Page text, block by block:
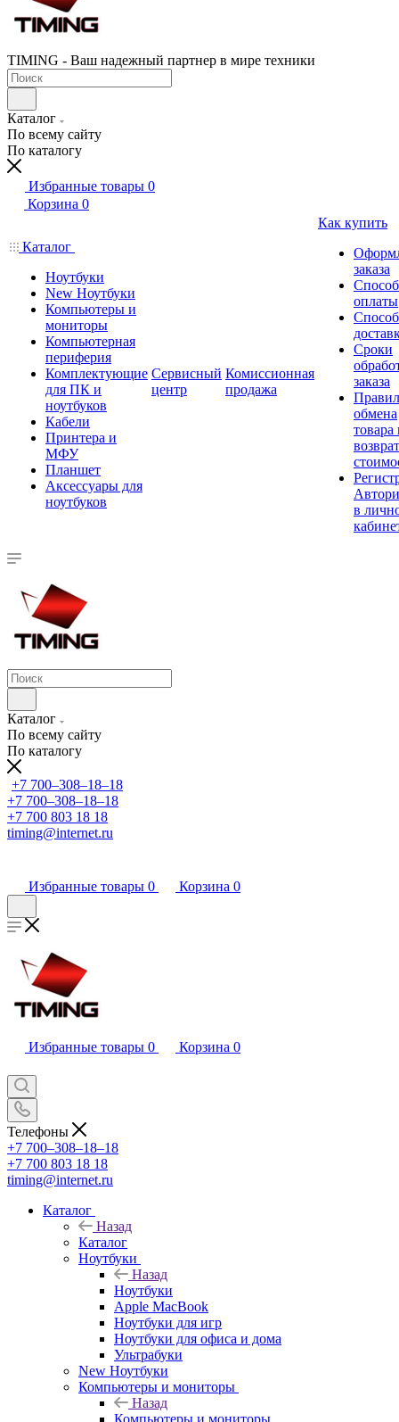
TIMING - Ваш надежный партнер в мире техники
Каталог
По всему сайту
По каталогу
Избранные товары 0
Корзина 0
Каталог
Ноутбуки
New Ноутбуки
Компьютеры и
мониторы
Компьютерная
периферия
Комплектующие
для ПК и
ноутбуков
Кабели
Принтера и
МФУ
Планшет
Аксессуары для
ноутбуков
Сервисный
центр
Комиссионная
продажа
Как купить
заказа
оплаты
Сроки
заказа
обмена
товара
в
Каталог
По всему сайту
По каталогу
+7 700‒308‒18‒18
+7 700‒308‒18‒18
+7 700 803 18 18
timing@internet.ru
Избранные товары 0 Корзина 0
Избранные товары 0 Корзина 0
Телефоны
+7 700‒308‒18‒18
+7 700 803 18 18
timing@internet.ru
Каталог
Назад
Каталог
Ноутбуки
Назад
Ноутбуки
Apple MacBook
Ноутбуки для игр
Ноутбуки для офиса и дома
Ультрабуки
New Ноутбуки
Компьютеры и мониторы
Назад
Компьютеры и мониторы